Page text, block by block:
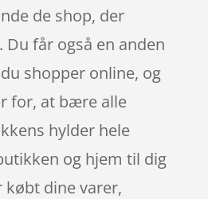
de shop, der
får også en anden
shopper online, og
for, at bære alle
hylder hele
og hjem til dig
købt dine varer,